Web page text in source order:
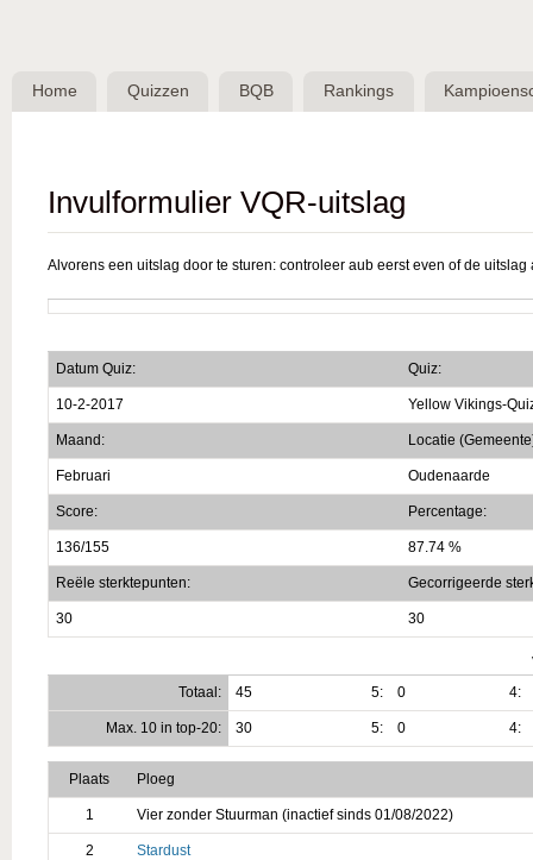
Belgische
QuizBond
Home Quizzen BQB Rankings
Invulformulier VQR-uitslag
Alvorens een uitslag door te sturen: controleer aub eerst even of de
Datum Quiz: Quiz:
10-2-2017 Yellow Vikings-
Maand: Locatie
Februari Oudenaarde
Score: Percentage:
136/155 87.74 %
Reële sterktepunten: Gecorrigeerde
30 30
Totaal:
45 5: 0 4:
Max. 10 in top-20: 30 5: 0 4:
Plaats Ploeg
1 Vier zonder Stuurman (inactief sinds 01/08/2022)
2 Stardust